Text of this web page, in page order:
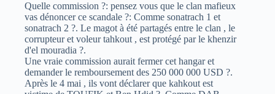
Quelle commission ?: pensez vous que le clan mafieux
vas dénoncer ce scandale ?: Comme sonatrach 1 et
sonatrach 2 ?. Le magot à été partagés entre le clan , le
corrupteur et voleur tahkout , est protégé par le khenzir
d'el mouradia ?.
Une vraie commission aurait fermer cet hangar et
demander le remboursement des 250 000 000 USD ?.
Après le 4 mai , ils vont déclarer que kahkout est